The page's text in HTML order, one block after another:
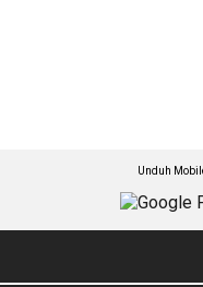
Unduh